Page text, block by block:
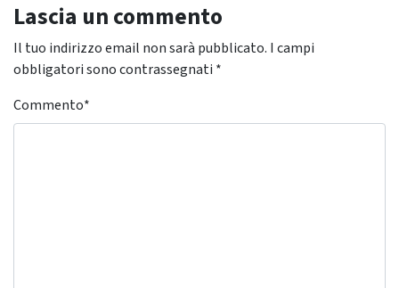
Lascia un commento
Il tuo indirizzo email non sarà pubblicato. I campi
obbligatori sono contrassegnati *
Commento*